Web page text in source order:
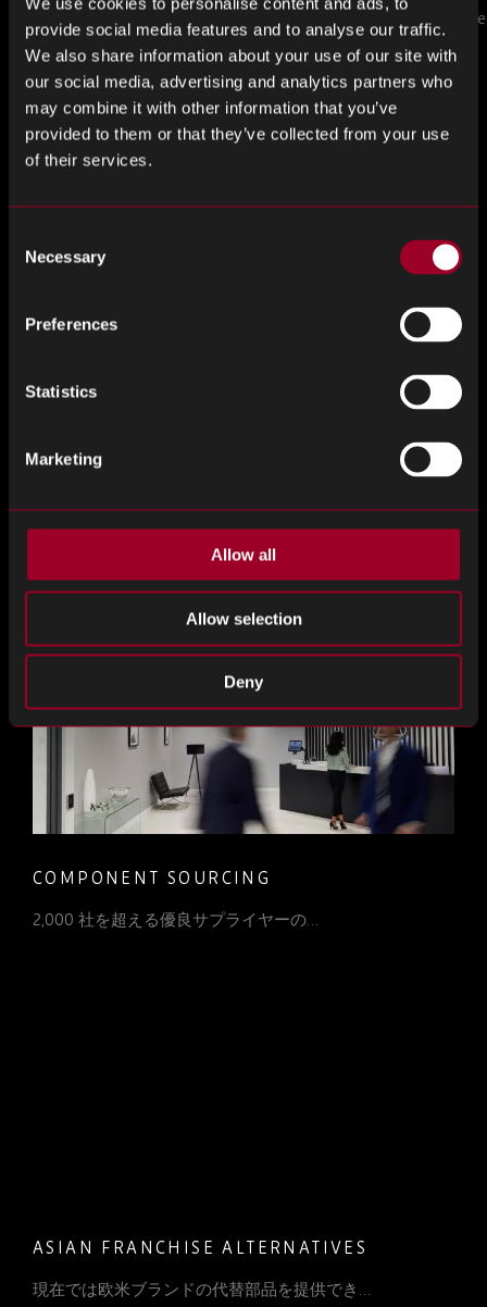
provide social media features and to analyse our traffic.
We also share information about your use of our site with
our social media, advertising and analytics partners who
may combine it with other information that you’ve
provided to them or that they’ve collected from your use
of their services.
Selection
Necessary
Preferences
Statistics
Marketing
Allow all
Allow selection
Deny
TO KNOW
Counterfeit electron… Learn how
ブログをもっと見る
サービス
OBSOLESCENCE MANAGEMENT
Rebound は、プロアクティブな陳腐…
COMPONENT SOURCING
2,000 社を超える優良サプライヤーの…
ASIAN FRANCHISE ALTERNATIVES
現在では欧米ブランドの代替部品を提供でき…